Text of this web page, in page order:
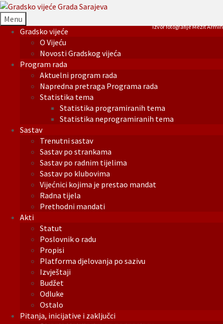
Menu
Gradsko vijeće
O Vijeću
Novosti Gradskog vijeća
Program rada
Aktuelni program rada
Napredna pretraga Programa rada
Statistika tema
Statistika programiranih tema
Statistika neprogramiranih tema
Sastav
Trenutni sastav
Sastav po strankama
Sastav po radnim tijelima
Sastav po klubovima
Vijećnici kojima je prestao mandat
Radna tijela
Prethodni mandati
Akti
Statut
Poslovnik o radu
Propisi
Platforma djelovanja po sazivu
Izvještaji
Budžet
Odluke
Ostalo
Pitanja, inicijative i zaključci
Izvor fotografije Mezit Armin